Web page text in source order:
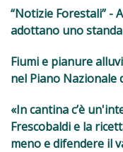
“Notizie Forestali” -
adottano uno
Fiumi e pianure
nel Piano Nazionale
«In cantina c’è
Frescobaldi e la
meno e difendere il